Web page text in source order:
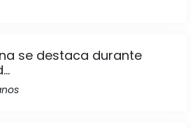
se destaca durante